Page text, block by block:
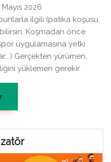
2026
ilgili (patika koşusu,
Koşmadan önce
uygulamasına yetki
Gerçekten yürümen,
yüklemen gerekir.